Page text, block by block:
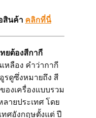
สินค้า คลิกที่นี่
ยต้องสีกากี
หลือง คำว่ากากี
รดูซึ่งหมายถึง สี
งเครื่องแบบรวม
ายประเทศ โดย
ทศอังกฤษตั้งแต่ ปี